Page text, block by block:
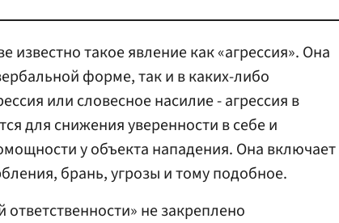
известно такое явление как «агрессия». Она
форме, так и в каких-либо
или словесное насилие - агрессия в
для снижения уверенности в себе и
у объекта нападения. Она включает
брань, угрозы и тому подобное.
не закреплено